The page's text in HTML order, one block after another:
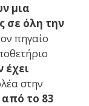
μια
σε όλη την
πηγαίο
έχει
στην
από το 83